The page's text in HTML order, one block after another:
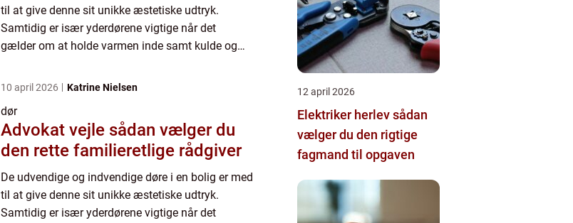
til at give denne sit unikke æstetiske udtryk.
Samtidig er især yderdørene vigtige når det
gælder om at holde varmen inde samt kulde og
10 april 2026 Katrine Nielsen
dør
Advokat vejle sådan vælger du
den rette familieretlige rådgiver
De udvendige og indvendige døre i en bolig er med
til at give denne sit unikke æstetiske udtryk.
Samtidig er især yderdørene vigtige når det
12 april 2026
Elektriker herlev sådan
vælger du den rigtige
fagmand til opgaven